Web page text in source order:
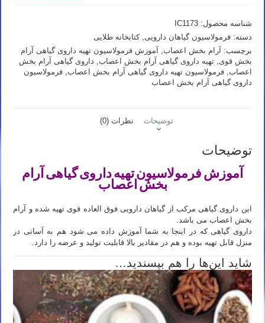
گیاهی
آرام
اعصاب
عدد
شناسه محصول:IC1173
دسته:فرمولاسیون گیاهان دارویی ,کتابخانه طلایی
برچسب: آرام بخش اعصاب آموزش فرمولاسیون تهیه داروی گیاهی آرام
بخش قوی ,تهیه داروی گیاهی آرام بخش اعصاب داروی گیاهی آرام بخش
اعصاب ,فرمولاسیون تهیه داروی گیاهی آرام بخش اعصاب ,فرمولاسیون
داروی گیاهی آرام بخش اعصاب
توضیحات نظرات (0)
توضیحات
آموزش فرمولاسیون تهیه داروی گیاهی آرام
بخش اعصاب
این داروی گیاهی مرکب از گیاهان دارویی فوق العاده قوی تهیه شده و آرام
بخش اعصاب می باشد.
داروی گیاهی که در اینجا به شما آموزش داده می شود هم به آسانی در
منزل قابل تهیه بوده و هم در مقادیر بالا قابلیت تولید و عرضه را دارد.
شاید این‌ها را هم بپسندید…